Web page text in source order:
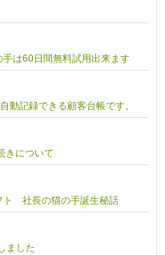
は60日間無料試用出来ます
記録できる顧客台帳です。
きについて
ト 社長の猫の手誕生秘話
ました